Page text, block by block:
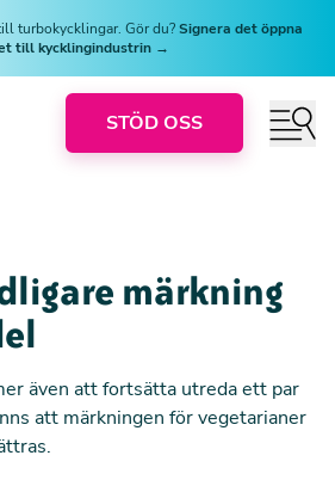
turbokycklingar. Gör du?Signera det öppna
till kycklingindustrin →
STÖD OSS
märkning
även att fortsätta utreda ett par
att märkningen för vegetarianer